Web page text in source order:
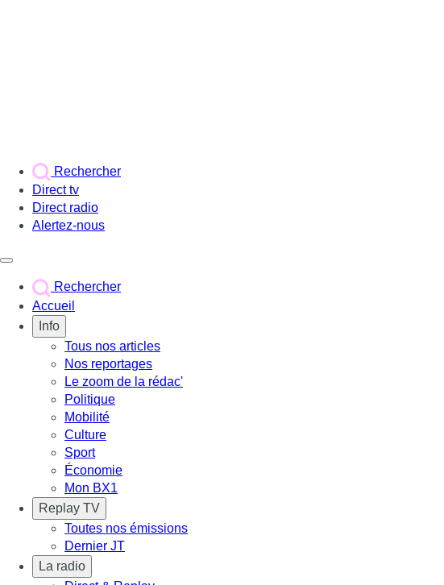
Rechercher
Direct tv
Direct radio
Alertez-nous
Rechercher
Accueil
Info
Tous nos articles
Nos reportages
Le zoom de la rédac'
Politique
Mobilité
Culture
Sport
Économie
Mon BX1
Replay TV
Toutes nos émissions
Dernier JT
La radio